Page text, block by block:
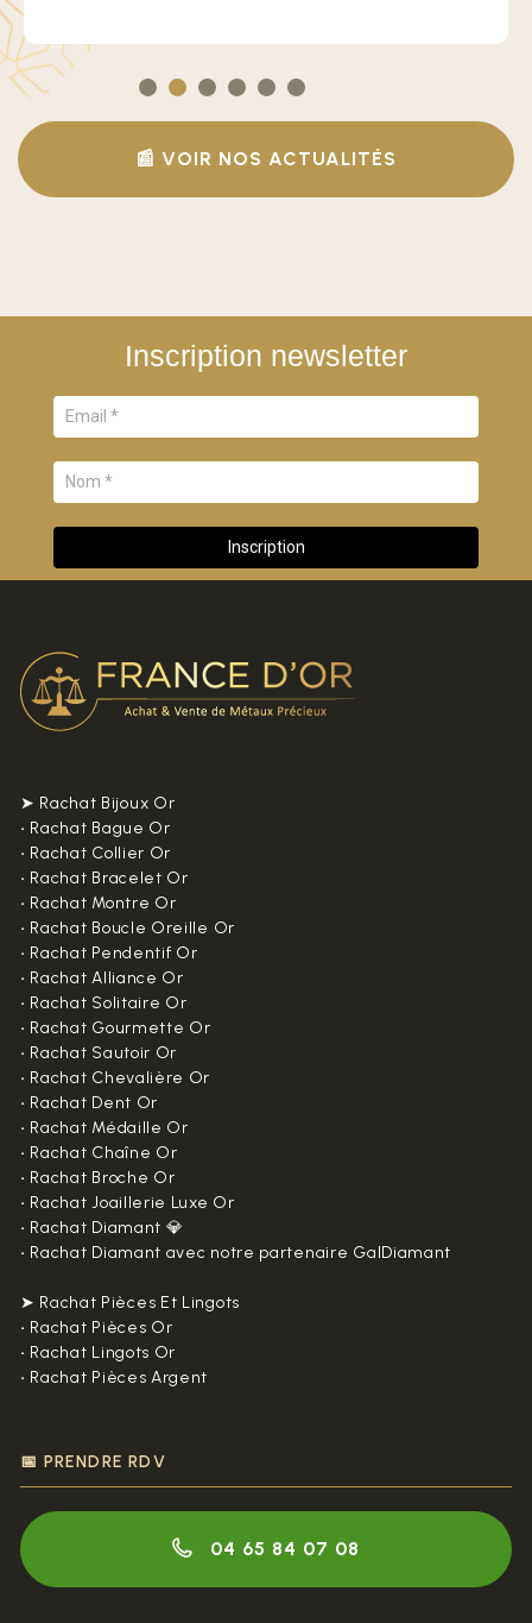
📰 VOIR NOS ACTUALITÉS
Inscription newsletter
➤ Rachat Bijoux Or
• Rachat Bague Or
• Rachat Collier Or
• Rachat Bracelet Or
• Rachat Montre Or
• Rachat Boucle Oreille Or
• Rachat Pendentif Or
• Rachat Alliance Or
• Rachat Solitaire Or
• Rachat Gourmette Or
• Rachat Sautoir Or
• Rachat Chevalière Or
• Rachat Dent Or
• Rachat Médaille Or
• Rachat Chaîne Or
• Rachat Broche Or
• Rachat Joaillerie Luxe Or
• Rachat Diamant 💎
• Rachat Diamant avec notre partenaire GalDiamant
➤ Rachat Pièces Et Lingots
• Rachat Pièces Or
• Rachat Lingots Or
• Rachat Pièces Argent
📅 PRENDRE RDV
04 65 84 07 08